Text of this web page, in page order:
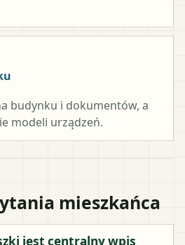
budynku i dokumentów, a
modeli urządzeń.
mieszkańca
jest centralny wpis